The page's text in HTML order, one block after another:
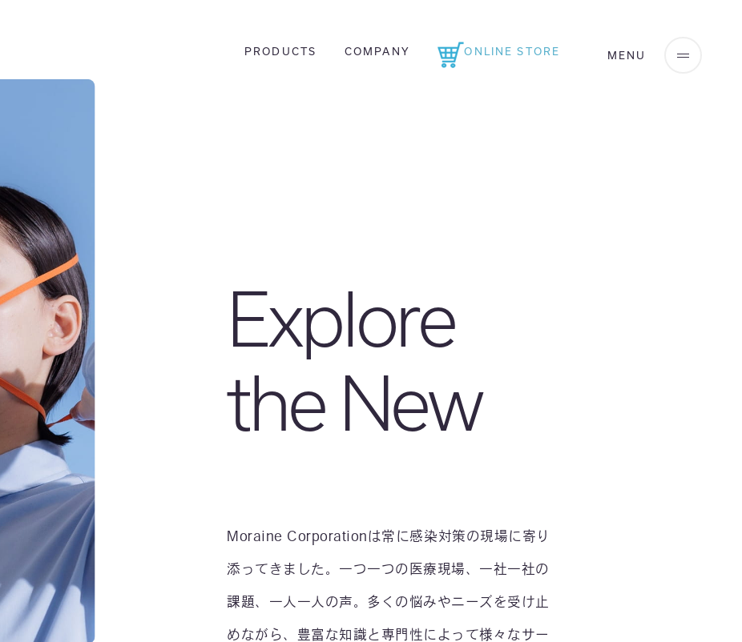
PRODUCTS COMPANY ONLINE STORE
Explore
the New
Moraine Corporationは常に感染対策の現場に寄り
添ってきました。一つ一つの医療現場、一社一社の
課題、一人一人の声。多くの悩みやニーズを受け止
めながら、豊富な知識と専門性によって様々なサー